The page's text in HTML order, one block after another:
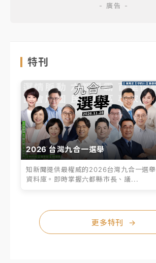
特刊
2026 台灣九合一選舉
知新聞提供最權威的2026台灣九合一選舉
資料庫。即時掌握六都縣市長、議...
更多特刊 →